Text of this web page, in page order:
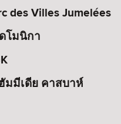
des Villes Jumelées
โมนิกา
มมีเดีย คาสบาห์